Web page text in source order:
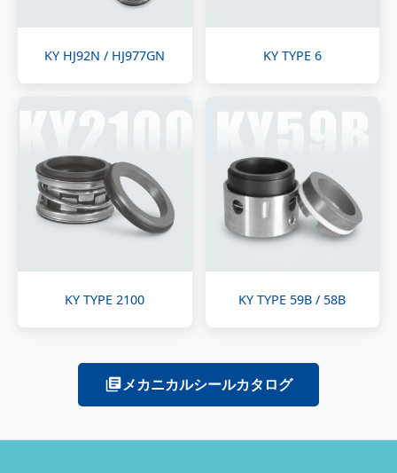
KY HJ92N / HJ977GN KY TYPE 6
KY TYPE 2100 KY TYPE 59B / 58B
メカニカルシールカタログ